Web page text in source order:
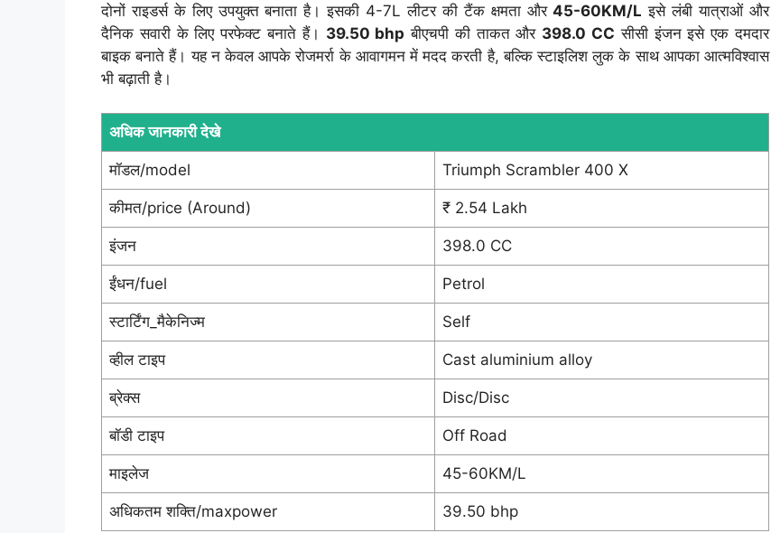
दोनों राइडर्स के लिए उपयुक्त बनाता है। इसकी 4-7L लीटर की टैंक क्षमता और45-60KM/L इसे लंबी यात्राओं और
दैनिक सवारी के लिए परफेक्ट बनाते हैं। 39.50 bhp बीएचपी की ताकत और 398.0 CC सीसी इंजन इसे एक दमदार
बाइक बनाते हैं। यह न केवल आपके रोजमर्रा के आवागमन में मदद करती है, बल्कि स्टाइलिश लुक के साथ आपका आत्मविश्वास
भी बढ़ाती है।
अधिक जानकारी देखे
मॉडल/model Triumph Scrambler 400 X
कीमत/price (Around) ₹ 2.54 Lakh
इंजन 398.0 CC
ईंधन/fuel Petrol
स्टार्टिंग_मैकेनिज्म Self
व्हील टाइप Cast aluminium alloy
ब्रेक्स Disc/Disc
बॉडी टाइप Off Road
माइलेज 45-60KM/L
अधिकतम शक्ति/maxpower 39.50 bhp